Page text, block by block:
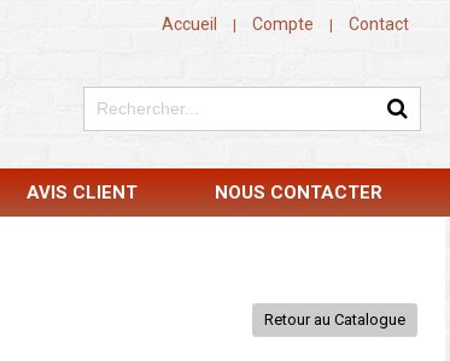
Accueil | Compte | Contact
AVIS CLIENT NOUS CONTACTER
Retour au Catalogue